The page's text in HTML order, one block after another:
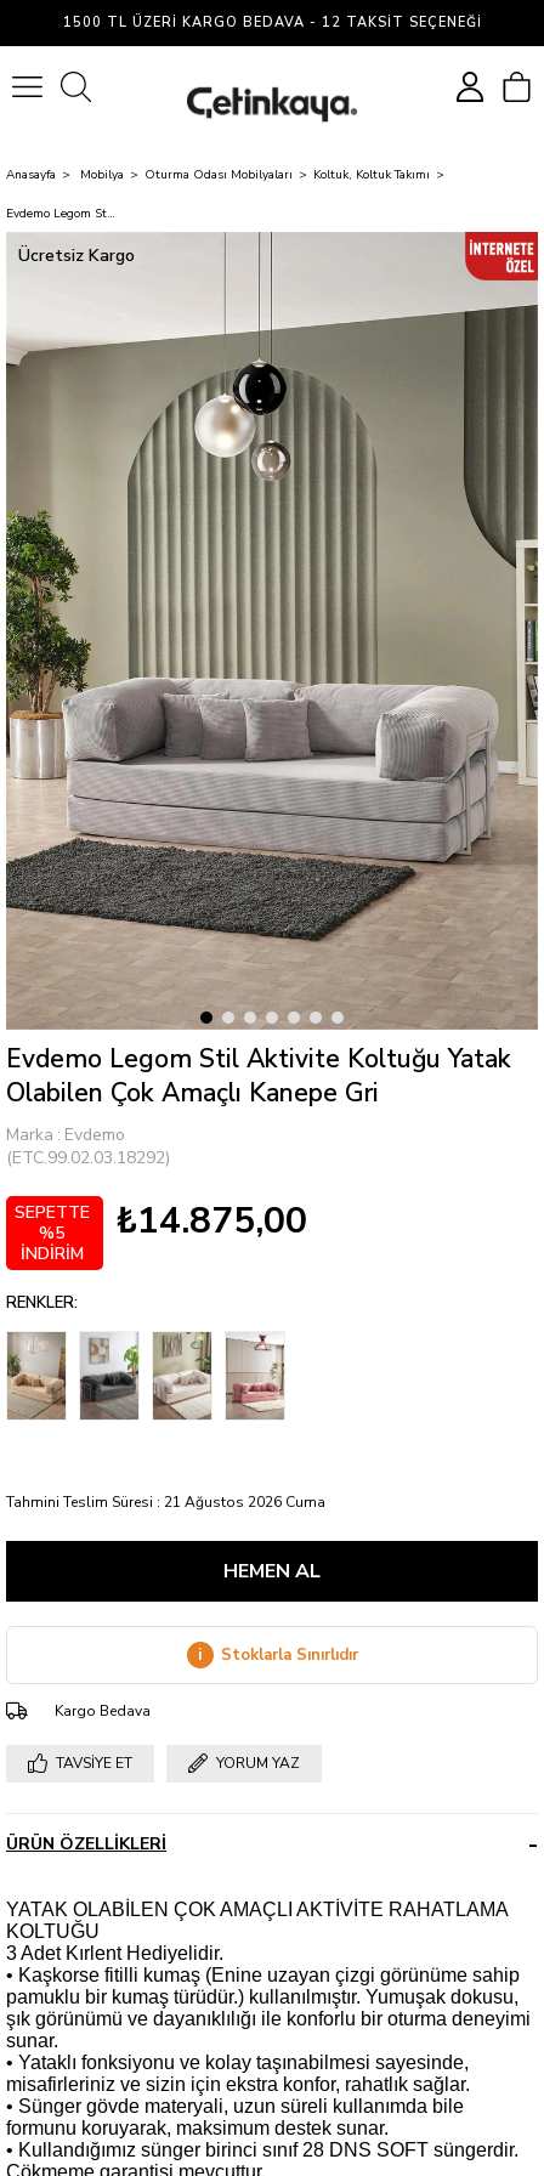
1500 TL ÜZERI KARGO BEDAVA - 12 TAKSIT SEÇENEĞI
Anasayfa Mobilya Oturma Odası Mobilyaları Koltuk, Koltuk Takımı
Evdemo Legom Stil Aktivite Koltuğu Yatak Olabilen Çok Amaçlı Kanepe Gri
Ücretsiz Kargo
Evdemo Legom Stil Aktivite Koltuğu Yatak
Olabilen Çok Amaçlı Kanepe Gri
Marka : Evdemo
(ETC.99.02.03.18292)
₺14.875,00
SEPETTE
%5
İNDİRİM
RENKLER:
Tahmini Teslim Süresi : 21 Ağustos 2026 Cuma
i Stoklarla Sınırlıdır
Kargo Bedava
TAVSIYE ET YORUM YAZ
ÜRÜN ÖZELLIKLERI
YATAK OLABİLEN ÇOK AMAÇLI AKTİVİTE RAHATLAMA
KOLTUĞU
3 Adet Kırlent Hediyelidir.
• Kaşkorse fitilli kumaş (Enine uzayan çizgi görünüme sahip
pamuklu bir kumaş türüdür.) kullanılmıştır. Yumuşak dokusu,
şık görünümü ve dayanıklılığı ile konforlu bir oturma deneyimi
sunar.
• Yataklı fonksiyonu ve kolay taşınabilmesi sayesinde,
misafirleriniz ve sizin için ekstra konfor, rahatlık sağlar.
• Sünger gövde materyali, uzun süreli kullanımda bile
formunu koruyarak, maksimum destek sunar.
• Kullandığımız sünger birinci sınıf 28 DNS SOFT süngerdir.
Çökmeme garantisi mevcuttur.